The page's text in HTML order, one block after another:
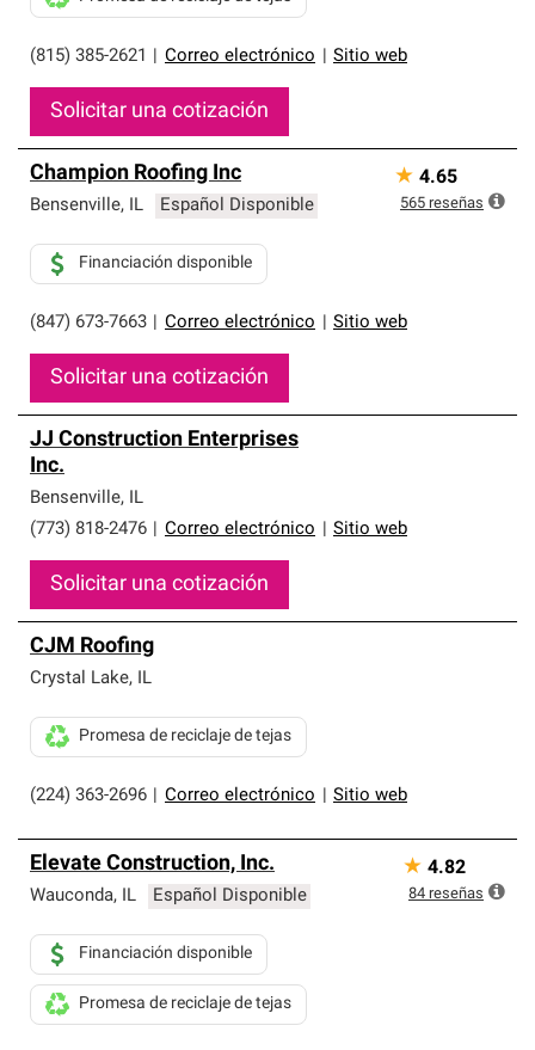
(815) 385-2621 Correo electrónico Sitio web
Solicitar una cotización
Champion Roofing Inc
Bensenville, IL Español Disponible
(847) 673-7663 Correo electrónico Sitio web
Financiación disponible
Solicitar una cotización
★ 4.65
565 reseñas
JJ Construction Enterprises
Inc.
Bensenville, IL
(773) 818-2476
Correo electrónico Sitio web
Solicitar una cotización
CJM Roofing
Crystal Lake, IL
(224) 363-2696 Correo electrónico Sitio web
Promesa de reciclaje de tejas
Elevate Construction, Inc.
Wauconda, IL Español Disponible
Financiación disponible
Promesa de reciclaje de tejas
★ 4.82
84 reseñas